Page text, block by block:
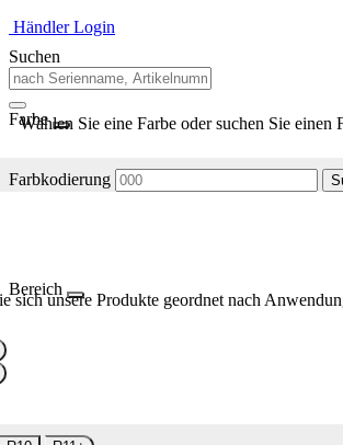
Händler Login
Suchen
Farbe
Wählen Sie eine Farbe oder suchen Sie einen
Farbkodierung
Bereich
sich unsere Produkte geordnet nach